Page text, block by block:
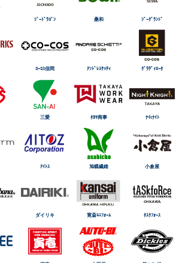
ｼﾞｰﾄﾞﾗｺﾞﾝ 桑和 ｼﾞｰｸﾞﾗﾝﾄﾞ
ｺｰｺｽ信岡 ｱﾝﾄﾞﾚｽｹｯﾃｨ ｸﾞﾗﾃﾞｨｴｰﾀ
三愛 ﾀｶﾔ商事 ﾅｲtﾅｲﾄ
ｱｲﾄｽ 旭蝶繊維 小倉屋
ダイリキ 寛斎ﾕﾆﾌｫｰﾑ ﾀｽｸﾌｫｰｽ